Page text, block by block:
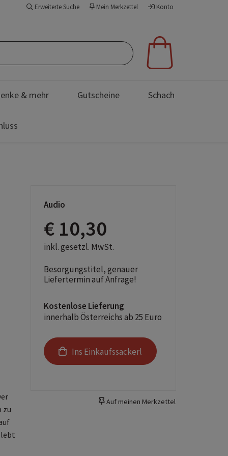
Erweiterte Suche Mein Merkzettel Konto
& mehr Gutscheine Schach
zu
lebt
Audio
€ 10,30
inkl. gesetzl. MwSt.
Besorgungstitel, genauer
Liefertermin auf Anfrage!
Kostenlose Lieferung
innerhalb Österreichs ab 25 Euro
Ins Einkaufssackerl
Auf meinen Merkzettel